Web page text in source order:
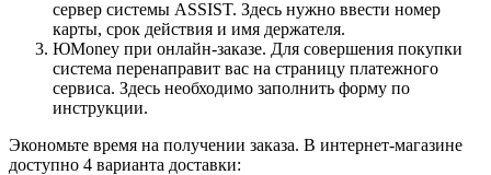
сервер системы ASSIST. Здесь нужно ввести номер
карты, срок действия и имя держателя.
ЮMoney при онлайн-заказе. Для совершения покупки
система перенаправит вас на страницу платежного
сервиса. Здесь необходимо заполнить форму по
инструкции.
Экономьте время на получении заказа. В интернет-магазине
доступно 4 варианта доставки: